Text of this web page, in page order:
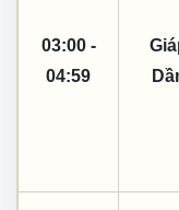
03:00 -
04:59